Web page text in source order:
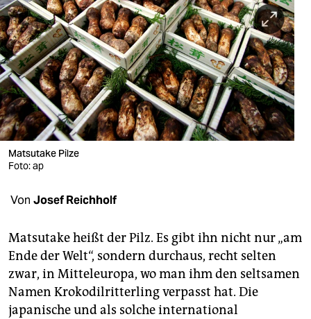
sport
berlin
nord
wahrheit
verlag
verlag
veranstaltungen
fragen & hilfe
unterstützen
abo
Matsutake Pilze
Foto: ap
Von Josef Reichholf
Matsutake heißt der Pilz. Es gibt ihn nicht nur „am
Ende der Welt“, sondern durchaus, recht selten
zwar, in Mitteleuropa, wo man ihm den seltsamen
Namen Krokodilritterling verpasst hat. Die
japanische und als solche international